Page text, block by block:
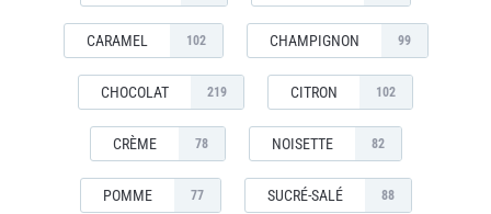
CARAMEL 102 CHAMPIGNON 99
CHOCOLAT 219 CITRON 102
CRÈME 78 NOISETTE 82
POMME 77 SUCRÉ-SALÉ 88